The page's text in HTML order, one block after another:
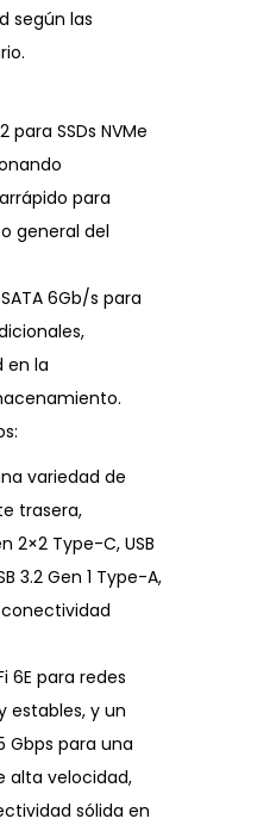
según las
para SSDs NVMe
para
general del
6Gb/s para
en la
variedad de
trasera,
2×2 Type-C, USB
3.2 Gen 1 Type-A,
6E para redes
estables, y un
Gbps para una
alta velocidad,
sólida en